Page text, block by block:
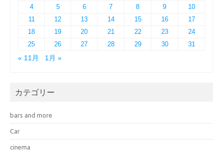
4
5 6 7 8 9
10
11
12 13 14 15 16
17
18
19 20 21 22 23
24
25
26 27 28 29 30
31
« 11月
1月 »
カテゴリー
bars and more
Car
cinema